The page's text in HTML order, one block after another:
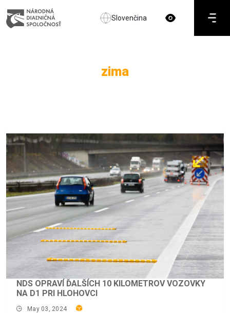
Slovenčina
zima
NDS OPRAVÍ ĎALŠÍCH 10 KILOMETROV VOZOVKY
NA D1 PRI HLOHOVCI
May 03, 2024